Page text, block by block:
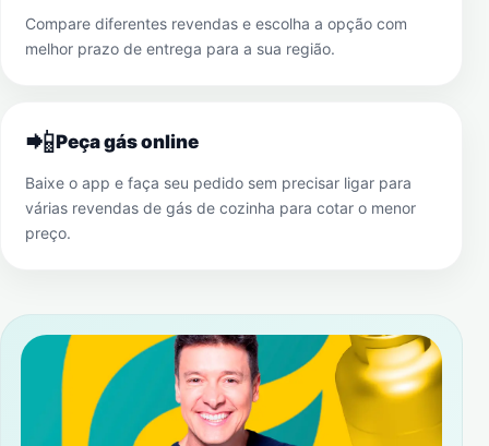
Compare diferentes revendas e escolha a opção com
melhor prazo de entrega para a sua região.
📲Peça gás online
Baixe o app e faça seu pedido sem precisar ligar para
várias revendas de gás de cozinha para cotar o menor
preço.